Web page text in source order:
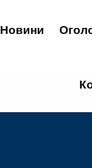
Новини